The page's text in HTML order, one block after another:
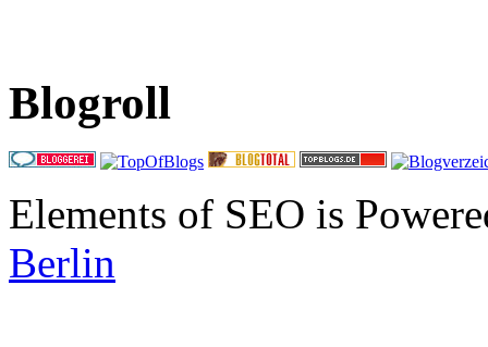
Blogroll
Elements of SEO is
Berlin